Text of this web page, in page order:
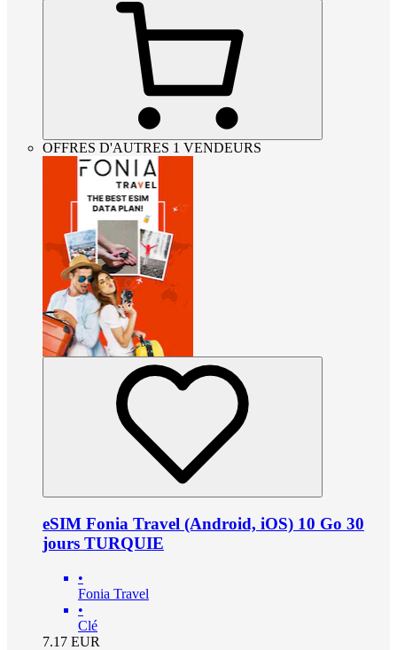
OFFRES D'AUTRES 1 VENDEURS
eSIM Fonia Travel (Android, iOS) 10 Go 30
jours TURQUIE
•
Fonia Travel
•
Clé
7.17 EUR